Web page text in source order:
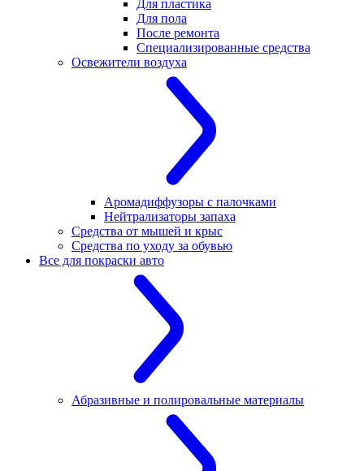
Для пластика
Для пола
После ремонта
Специализированные средства
Освежители воздуха
Аромадиффузоры с палочками
Нейтрализаторы запаха
Средства от мышей и крыс
Средства по уходу за обувью
Все для покраски авто
Абразивные и полировальные материалы